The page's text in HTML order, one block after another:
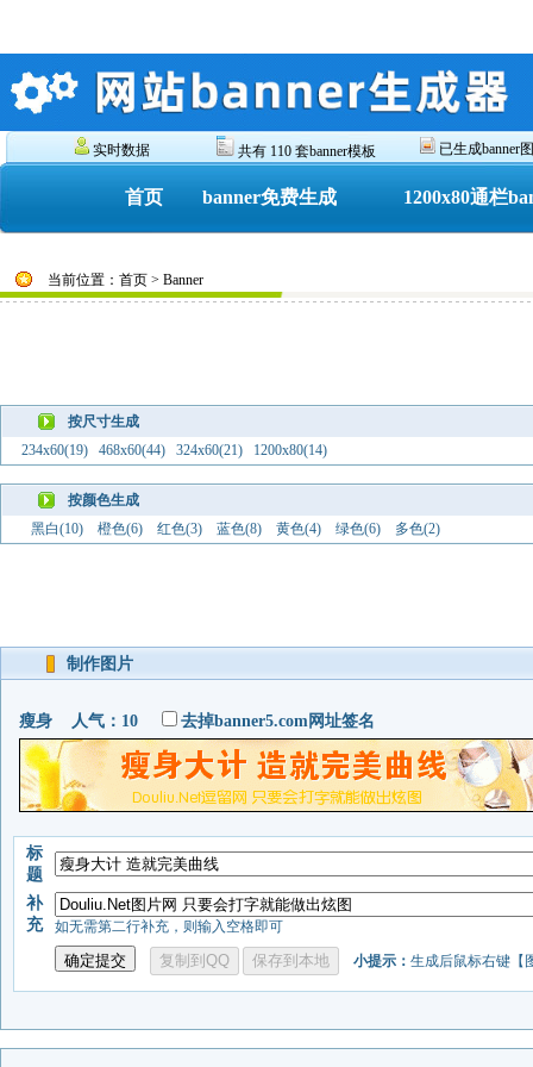
实时数据 共有 110 套banner模板 已生成banner
首页 banner免费生成 1200x80通栏
当前位置：首页 > Banner
按尺寸生成
234x60(19)
468x60(44) 324x60(21) 1200x80(14)
按颜色生成
黑白(10)
橙色(6) 红色(3) 蓝色(8) 黄色(4) 绿色(6) 多色(2)
制作图片
瘦身 人气：10 去掉banner5.com网址签名
标
题
补
充
如无需第二行补充，则输入空格即可
小提示： 生成后鼠标右键【